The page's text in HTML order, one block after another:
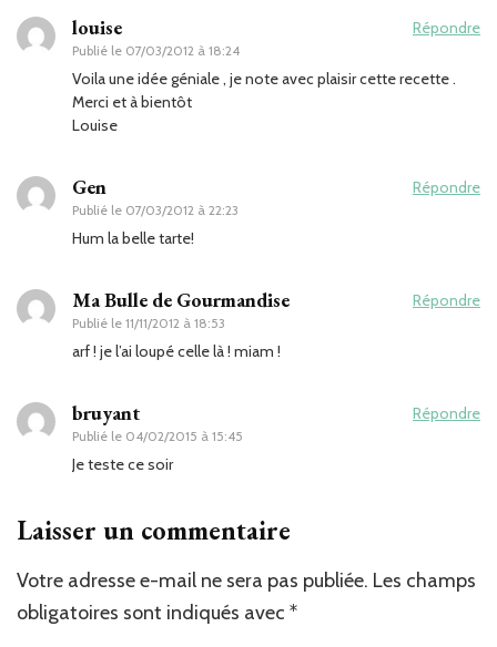
louise
Publié le 07/03/2012 à 18:24
Répondre
Voila une idée géniale , je note avec plaisir cette recette .
Merci et à bientôt
Louise
Gen
Publié le 07/03/2012 à 22:23
Répondre
Hum la belle tarte!
Ma Bulle de Gourmandise
Publié le 11/11/2012 à 18:53
Répondre
arf ! je l’ai loupé celle là ! miam !
bruyant
Publié le 04/02/2015 à 15:45
Répondre
Je teste ce soir
Laisser un commentaire
Votre adresse e-mail ne sera pas publiée. Les champs
obligatoires sont indiqués avec *